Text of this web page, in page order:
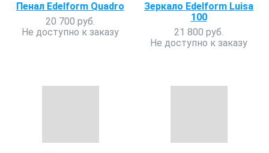
Пенал Edelform Quadro
20 700 руб.
Не доступно к заказу
Зеркало Edelform Luisa
100
21 800 руб.
Не доступно к заказу